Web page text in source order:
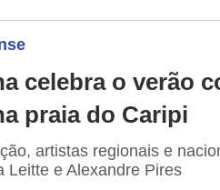
celebra o verão
praia do Caripi
artistas regionais e
Leitte e Alexandre Pires